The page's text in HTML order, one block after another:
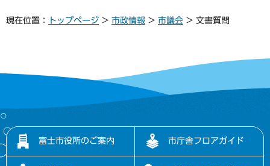
現在位置： トップページ > 市政情報 > 市議会 > 文書質問
富士市役所のご案内 市庁舎フロアガイド